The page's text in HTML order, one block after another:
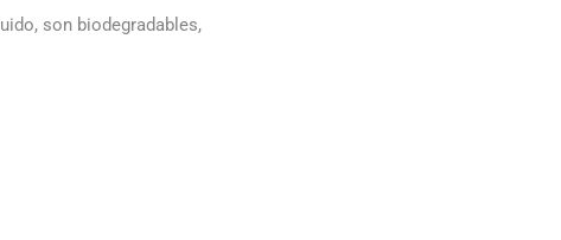
son biodegradables,